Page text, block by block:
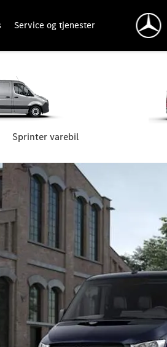
Service og tjenester
Sprinter varebil